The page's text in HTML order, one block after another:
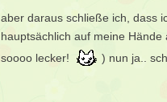
aber daraus schließe ich, dass
hauptsächlich auf meine
soooo lecker!
) nun ja..